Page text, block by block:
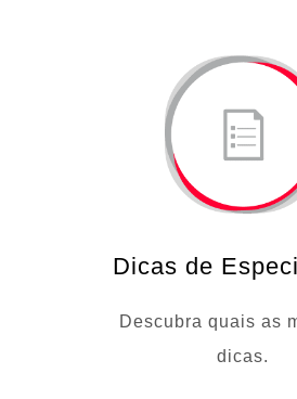
Dicas de
Descubra quais as
dicas.